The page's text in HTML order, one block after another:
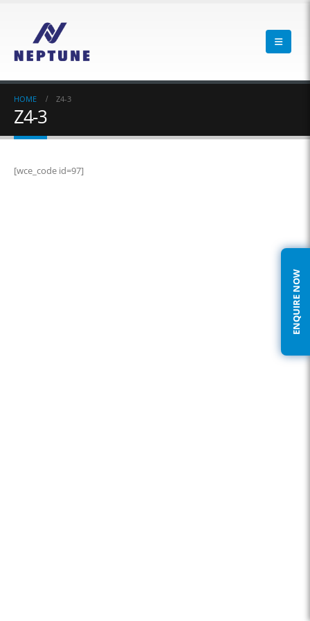
HOME Z4-3
Z4-3
[wce_code id=97]
ENQUIRE NOW